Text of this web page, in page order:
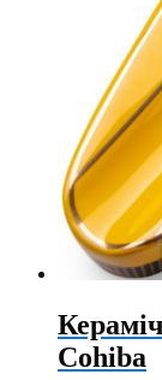
Cohiba